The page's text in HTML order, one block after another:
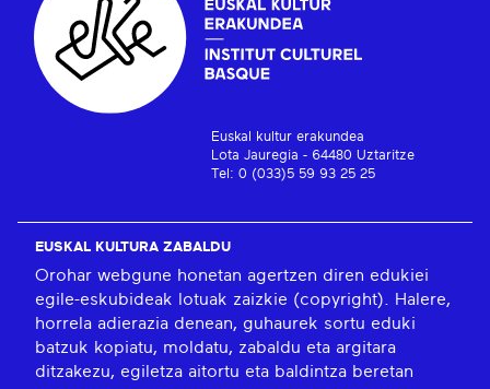
Euskal kultur erakundea
Lota Jauregia - 64480 Uztaritze
Tel: 0 (033)5 59 93 25 25
EUSKAL KULTURA ZABALDU
Orohar webgune honetan agertzen diren edukiei
egile-eskubideak lotuak zaizkie (copyright). Halere,
horrela adierazia denean, guhaurek sortu eduki
batzuk kopiatu, moldatu, zabaldu eta argitara
ditzakezu, egiletza aitortu eta baldintza beretan